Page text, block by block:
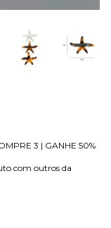
3 | GANHE 50%
com outros da